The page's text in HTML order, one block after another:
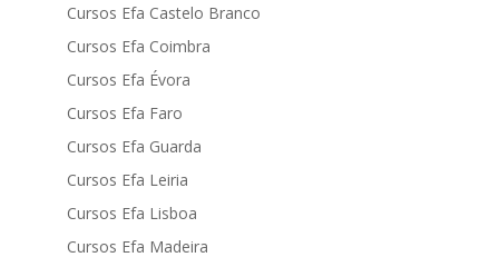
Cursos Efa Castelo Branco
Cursos Efa Coimbra
Cursos Efa Évora
Cursos Efa Faro
Cursos Efa Guarda
Cursos Efa Leiria
Cursos Efa Lisboa
Cursos Efa Madeira